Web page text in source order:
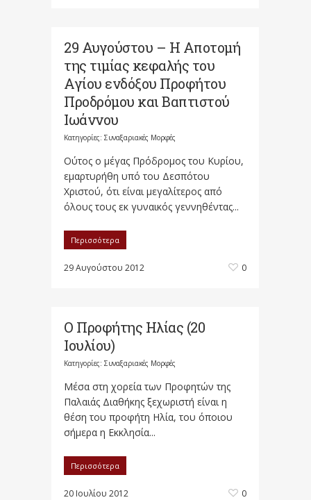
29 Αυγούστου – Η Aποτομή
της τιμίας κεφαλής του
Aγίου ενδόξου Προφήτου
Προδρόμου και Bαπτιστού
Iωάννου
Κατηγορίες: Συναξαριακές Μορφές
Oύτος ο μέγας Πρόδρομος του Kυρίου,
εμαρτυρήθη υπό του Δεσπότου
Xριστού, ότι είναι μεγαλίτερος από
όλους τους εκ γυναικός γεννηθέντας...
Περισσότερα
29 Αυγούστου 2012 0
Ο Προφήτης Ηλίας (20
Ιουλίου)
Κατηγορίες: Συναξαριακές Μορφές
Μέσα στη χορεία των Προφητών της
Παλαιάς Διαθήκης ξεχωριστή είναι η
θέση του προφήτη Ηλία, του όποιου
σήμερα η Εκκλησία...
Περισσότερα
20 Ιουλίου 2012 0